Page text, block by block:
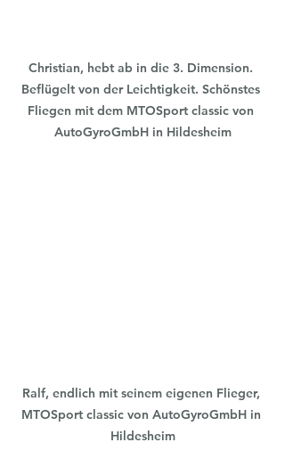
Christian, hebt ab in die 3. Dimension.
Beflügelt von der Leichtigkeit. Schönstes
Fliegen mit dem MTOSport classic von
AutoGyroGmbH in Hildesheim
Ralf, endlich mit seinem eigenen Flieger,
MTOSport classic von AutoGyroGmbH in
Hildesheim